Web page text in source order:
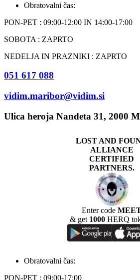
Obratovalni čas:
PON-PET : 09:00-12:00 IN 14:00-17:00
SOBOTA : ZAPRTO
NEDELJA IN PRAZNIKI : ZAPRTO
051 617 088
vidim.maribor@vidim.si
Ulica heroja Nandeta 31, 2000
LOST AND
ALLIANCE
CERTIFIED
PARTNERS.
Enter code
& get 1000HERQ
Obratovalni čas:
PON-PET : 09:00-17:00